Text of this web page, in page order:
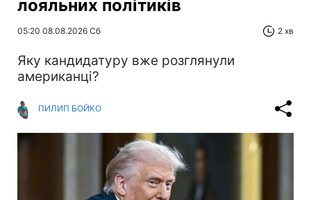
лояльних політиків
05:20 08.08.2026 Сб 2 хв
Яку кандидатуру вже розглянули
американці?
ПИЛИП БОЙКО